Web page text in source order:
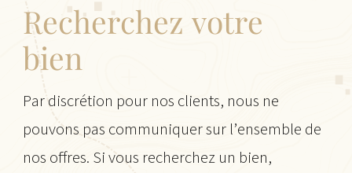
Recherchez votre
bien
Par discrétion pour nos clients, nous ne
pouvons pas communiquer sur l’ensemble de
nos offres. Si vous recherchez un bien,